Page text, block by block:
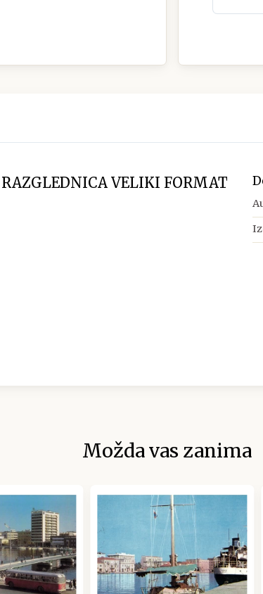
VELIKI FORMAT
Možda vas zanima